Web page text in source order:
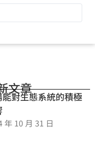
文章
能對生態系統的積極
年 10 月 31 日